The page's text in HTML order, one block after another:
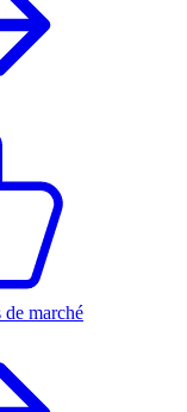
de marché